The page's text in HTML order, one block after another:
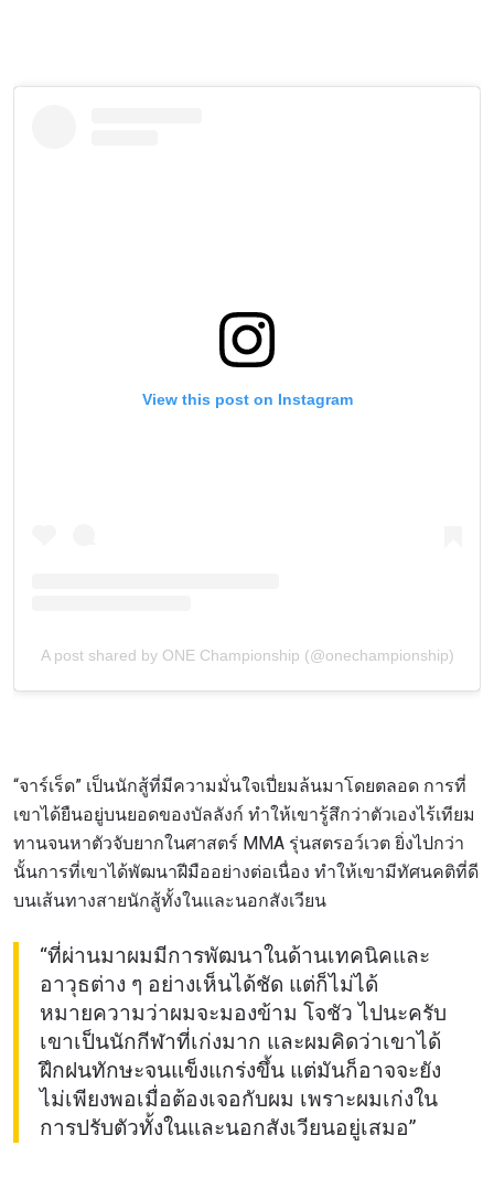
View this post on Instagram
A post shared by ONE Championship (@onechampionship)
“จาร์เร็ด” เป็นนักสู้ที่มีความมั่นใจเปี่ยมล้นมาโดยตลอด การที่
เขาได้ยืนอยู่บนยอดของบัลลังก์ ทำให้เขารู้สึกว่าตัวเองไร้เทียม
ทานจนหาตัวจับยากในศาสตร์ MMA รุ่นสตรอว์เวต ยิ่งไปกว่า
นั้นการที่เขาได้พัฒนาฝีมืออย่างต่อเนื่อง ทำให้เขามีทัศนคติที่ดี
บนเส้นทางสายนักสู้ทั้งในและนอกสังเวียน
“ที่ผ่านมาผมมีการพัฒนาในด้านเทคนิคและ
อาวุธต่าง ๆ อย่างเห็นได้ชัด แต่ก็ไม่ได้
หมายความว่าผมจะมองข้าม โจชัว ไปนะครับ
เขาเป็นนักกีฬาที่เก่งมาก และผมคิดว่าเขาได้
ฝึกฝนทักษะจนแข็งแกร่งขึ้น แต่มันก็อาจจะยัง
ไม่เพียงพอเมื่อต้องเจอกับผม เพราะผมเก่งใน
การปรับตัวทั้งในและนอกสังเวียนอยู่เสมอ”